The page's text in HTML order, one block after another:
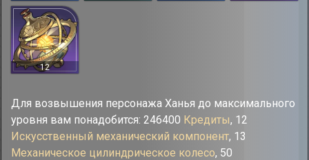
12
Для возвышения персонажа Ханья до максимального
уровня вам понадобится: 246400 Кредиты, 12
Искусственный механический компонент, 13
Механическое цилиндрическое колесо, 50